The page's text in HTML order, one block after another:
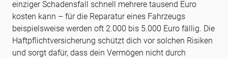
einziger Schadensfall schnell mehrere tausend Euro
kosten kann – für die Reparatur eines Fahrzeugs
beispielsweise werden oft 2.000 bis 5.000 Euro fällig. Die
Haftpflichtversicherung schützt dich vor solchen Risiken
und sorgt dafür, dass dein Vermögen nicht durch